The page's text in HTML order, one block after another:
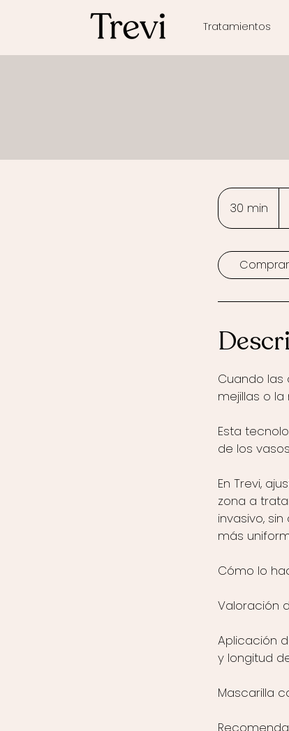
Tratamientos
30 min
0
m
i
Comprar
Cuando
mejillas o la
Esta
de los
En Trevi,
zona a
invasivo,
más
Cómo lo
Valoración
Aplicación
y longitud
Mascarilla